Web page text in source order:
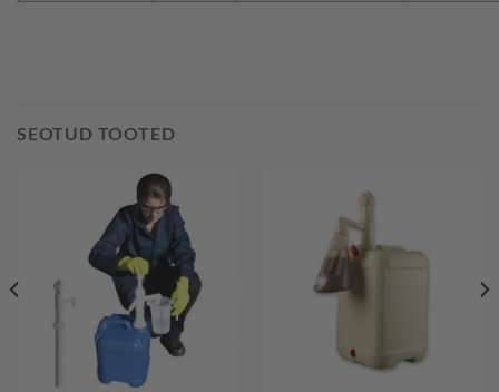
SEOTUD TOOTED